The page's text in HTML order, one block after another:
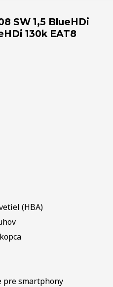
SW 1,5 BlueHDi
130k EAT8
(HBA)
pre smartphony